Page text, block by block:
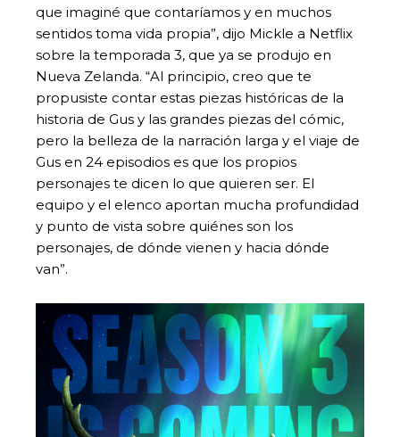
que imaginé que contaríamos y en muchos
sentidos toma vida propia”, dijo Mickle a Netflix
sobre la temporada 3, que ya se produjo en
Nueva Zelanda. “Al principio, creo que te
propusiste contar estas piezas históricas de la
historia de Gus y las grandes piezas del cómic,
pero la belleza de la narración larga y el viaje de
Gus en 24 episodios es que los propios
personajes te dicen lo que quieren ser. El
equipo y el elenco aportan mucha profundidad
y punto de vista sobre quiénes son los
personajes, de dónde vienen y hacia dónde
van”.